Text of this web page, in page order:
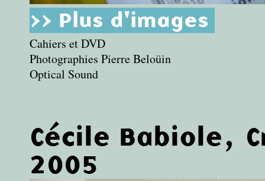
>> Plus d'images
Cahiers et DVD
Photographies Pierre Beloüin
Optical Sound
Cécile Babiole,
2005